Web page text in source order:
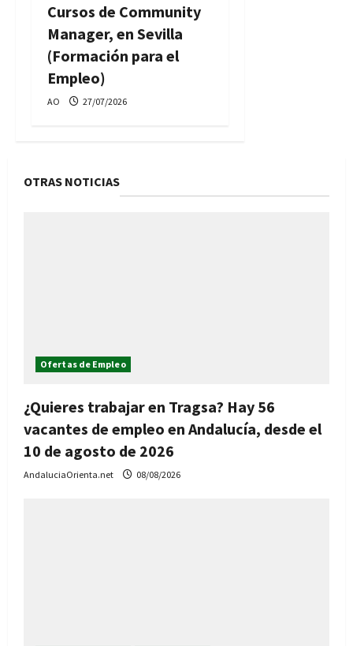
Cursos de Community
Manager, en Sevilla
(Formación para el
Empleo)
AO 27/07/2026
OTRAS NOTICIAS
Ofertas de Empleo
¿Quieres trabajar en Tragsa? Hay 56
vacantes de empleo en Andalucía, desde el
10 de agosto de 2026
AndaluciaOrienta.net 08/08/2026